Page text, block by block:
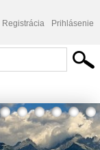
Registrácia Prihlásenie